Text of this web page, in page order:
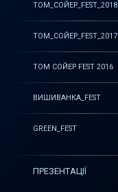
ТОМ_СОЙЕР_FEST_2018
ТОМ_СОЙЕР_FEST_2017
ТОМ СОЙЕР FEST 2016
ВИШИВАНКА_FEST
GREEN_FEST
ПРЕЗЕНТАЦІЇ